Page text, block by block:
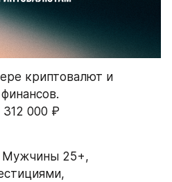
криптовалют и
312 000 ₽
Мужчины 25+,